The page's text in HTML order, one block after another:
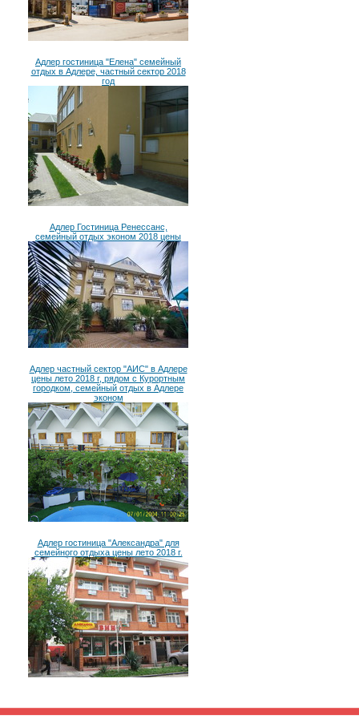
Адлер гостиница "Елена" семейный
отдых в Адлере, частный сектор 2018
год
Адлер Гостиница Ренессанс,
семейный отдых эконом 2018 цены
Адлер частный сектор "АИС" в Адлере
цены лето 2018 г, рядом с Курортным
городком, семейный отдых в Адлере
эконом
Адлер гостиница "Александра" для
семейного отдыха цены лето 2018 г.